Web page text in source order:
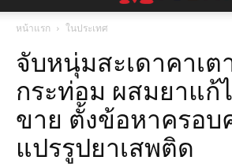
หน้าแรก ในประเทศ
จับหนุ่มสะเดาคาเต
กระท่อม ผสมยาแก้
ขาย ตั้งข้อหาครอบ
แปรรูปยาเสพติด